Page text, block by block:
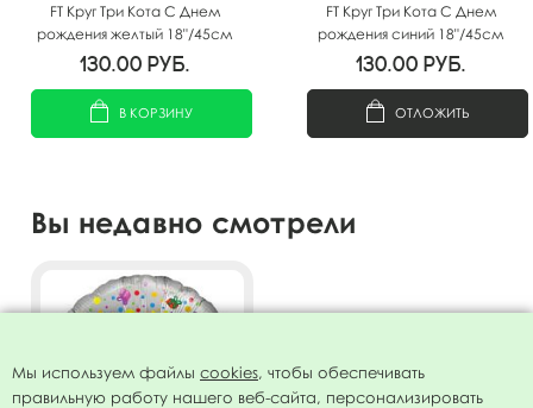
FT Круг Три Кота С Днем
рождения желтый 18"/45см
130.00 руб.
В КОРЗИНУ
FT Круг Три Кота С Днем
рождения синий 18"/45см
130.00 руб.
ОТЛОЖИТЬ
Вы недавно смотрели
Мы используем файлы cookies, чтобы обеспечивать
правильную работу нашего веб-сайта, персонализировать